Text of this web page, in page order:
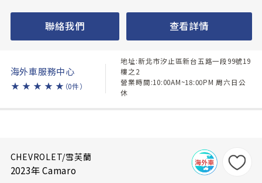
聯絡我們 查看詳情
海外車服務中心
★ ★ ★ ★ ★ （0件）
地址:新北市汐止區新台五路一段99號19
樓之2
營業時間:10:00AM~18:00PM 周六日公
休
CHEVROLET/雪芙蘭
2023年 Camaro